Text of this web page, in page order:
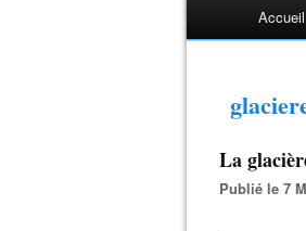
Accueil
La
Publié le 7